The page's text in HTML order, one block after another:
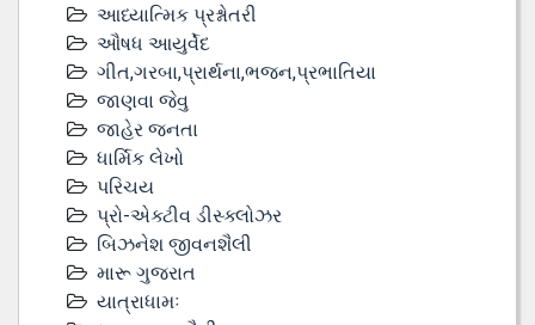
આધ્યાત્મિક પ્રશ્નોતરી
ઔષધ આયુર્વેદ
ગીત,ગરબા,પ્રાર્થના,ભજન,પ્રભાતિયા
જાણવા જેવુ
જાહેર જનતા
ધાર્મિક લેખો
પરિચય
પ્રો-એક્ટીવ ડીસ્‍ક્લોઝર
બિઝનેશ જીવનશૈલી
મારૂ ગુજરાત
યાત્રાધામઃ